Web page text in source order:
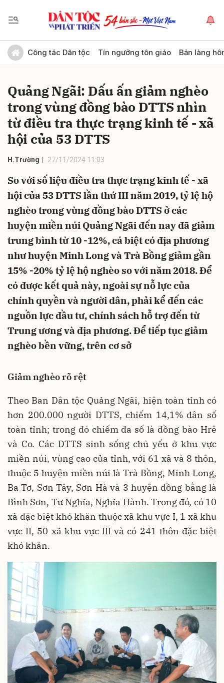
Công tác Dân tộc Tín ngưỡng tôn giáo Bản làng
Quảng Ngãi: Dấu ấn giảm nghèo
trong vùng đồng bào DTTS nhìn
từ điều tra thực trạng kinh tế - xã
hội của 53 DTTS
H.Trường 27/11/2024 11:03
So với số liệu điều tra thực trạng kinh tế - xã
hội của 53 DTTS lần thứ III năm 2019, tỷ lệ hộ
nghèo trong vùng đồng bào DTTS ở các
huyện miền núi Quảng Ngãi đến nay đã giảm
trung bình từ 10 -12%, cá biệt có địa phương
như huyện Minh Long và Trà Bồng giảm gần
15% -20% tỷ lệ hộ nghèo so với năm 2018. Để
có được kết quả này, ngoài sự nỗ lực của
chính quyền và người dân, phải kể đến các
nguồn lực đầu tư, chính sách hỗ trợ đến từ
Trung ương và địa phương. Để tiếp tục giảm
nghèo bền vững, trên cơ sở
Giảm nghèo rõ rệt
Theo Ban Dân tộc Quảng Ngãi, hiện toàn tỉnh có
hơn 200.000 người DTTS, chiếm 14,1% dân số
toàn tỉnh; trong đó chiếm đa số là đồng bào Hrê
và Co. Các DTTS sinh sống chủ yếu ở khu vực
miền núi, vùng cao của tỉnh, với 61 xã và 8 thôn,
thuộc 5 huyện miền núi là Trà Bồng, Minh Long,
Ba Tơ, Sơn Tây, Sơn Hà và 3 huyện đồng bằng là
Bình Sơn, Tư Nghĩa, Nghĩa Hành. Trong đó, có 10
xã đặc biệt khó khăn thuộc xã khu vực I, 1 xã khu
vực II, 50 xã khu vực III và có 241 thôn đặc biệt
khó khăn.
Gửi bình luận